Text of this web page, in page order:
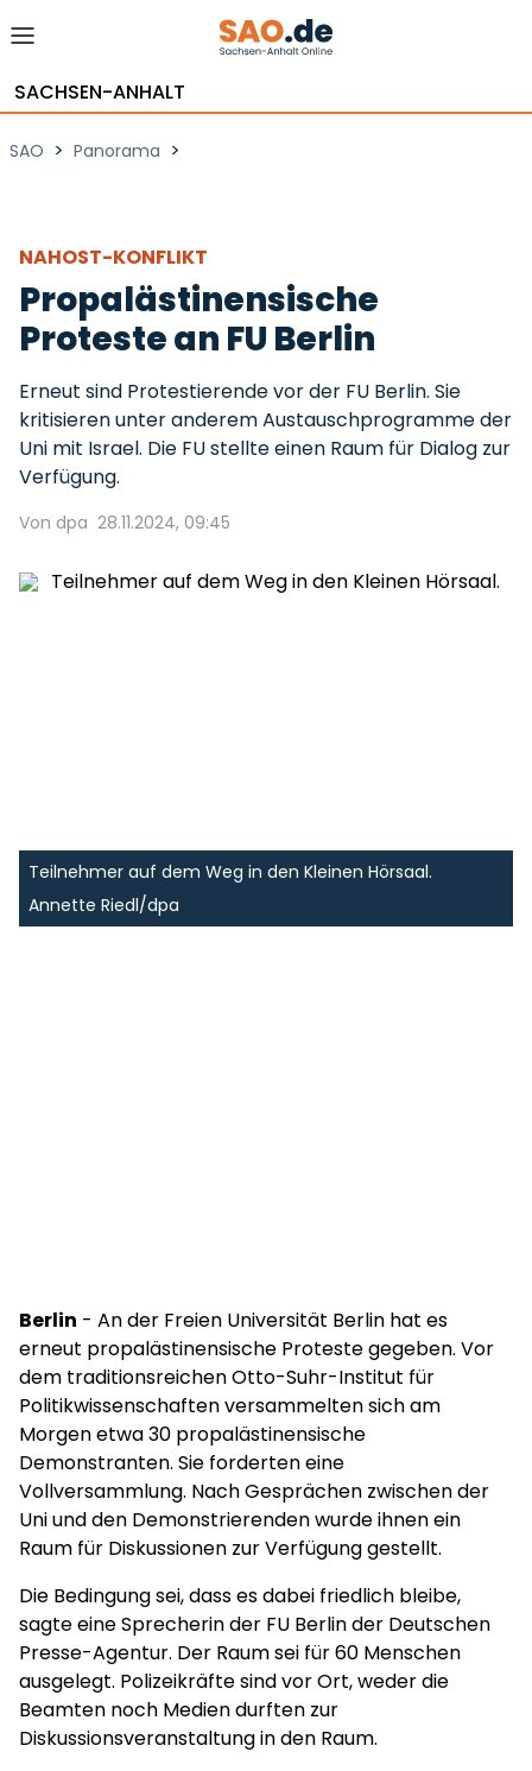
SACHSEN-ANHALT
SAO > Panorama >
NAHOST-KONFLIKT
Propalästinensische
Proteste an FU Berlin
Erneut sind Protestierende vor der FU Berlin. Sie
kritisieren unter anderem Austauschprogramme der
Uni mit Israel. Die FU stellte einen Raum für Dialog zur
Verfügung.
Von dpa 28.11.2024, 09:45
Teilnehmer auf dem Weg in den Kleinen Hörsaal.
Annette Riedl/dpa
Berlin - An der Freien Universität Berlin hat es
erneut propalästinensische Proteste gegeben. Vor
dem traditionsreichen Otto-Suhr-Institut für
Politikwissenschaften versammelten sich am
Morgen etwa 30 propalästinensische
Demonstranten. Sie forderten eine
Vollversammlung. Nach Gesprächen zwischen der
Uni und den Demonstrierenden wurde ihnen ein
Raum für Diskussionen zur Verfügung gestellt.
Die Bedingung sei, dass es dabei friedlich bleibe,
sagte eine Sprecherin der FU Berlin der Deutschen
Presse-Agentur. Der Raum sei für 60 Menschen
ausgelegt. Polizeikräfte sind vor Ort, weder die
Beamten noch Medien durften zur
Diskussionsveranstaltung in den Raum.